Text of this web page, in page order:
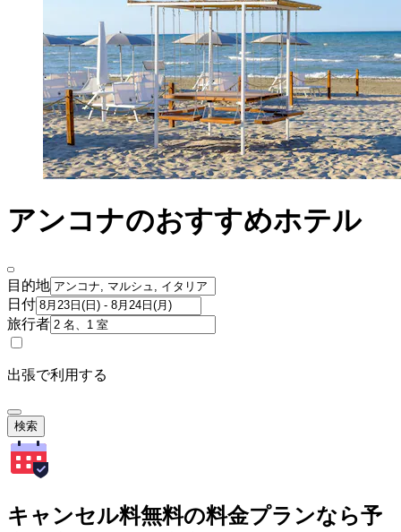
アンコナのおすすめホテル
目的地
日付
旅行者
出張で利用する
検索
キャンセル料無料の料金プランなら予